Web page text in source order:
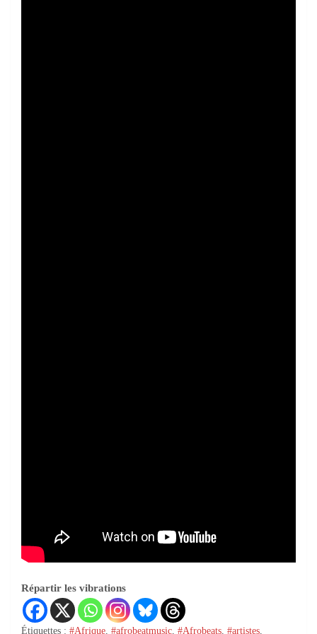
Répartir les vibrations
Étiquettes : #Afrique, #afrobeatmusic, #Afrobeats, #artistes,